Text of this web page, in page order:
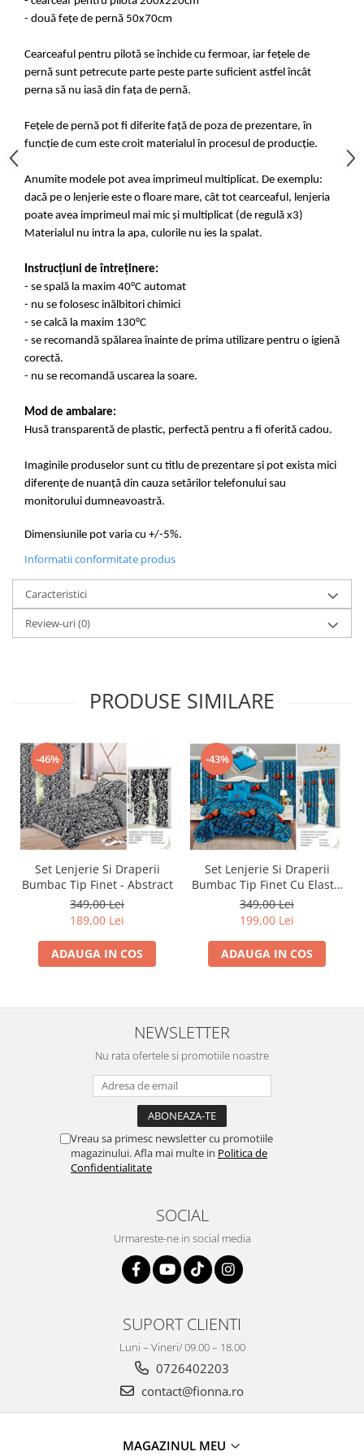
- două fețe de pernă 50x70cm
Cearceaful pentru pilotă se închide cu fermoar, iar fețele de
pernă sunt petrecute parte peste parte suficient astfel încât
perna să nu iasă din fața de pernă.
Fețele de pernă pot fi diferite față de poza de prezentare, în
funcție de cum este croit materialul în procesul de producție.
Anumite modele pot avea imprimeul multiplicat. De exemplu:
dacă pe o lenjerie este o floare mare, cât tot cearceaful, lenjeria
poate avea imprimeul mai mic și multiplicat (de regulă x3)
Materialul nu intra la apa, culorile nu ies la spalat.
Instrucțiuni de întreținere:
- se spală la maxim 40°C automat
- nu se folosesc inălbitori chimici
- se calcă la maxim 130°C
- se recomandă spălarea înainte de prima utilizare pentru o igienă
corectă.
- nu se recomandă uscarea la soare.
Mod de ambalare:
Husă transparentă de plastic, perfectă pentru a fi oferită cadou.
Imaginile produselor sunt cu titlu de prezentare și pot exista mici
diferențe de nuanță din cauza setărilor telefonului sau
monitorului dumneavoastră.
Dimensiunile pot varia cu +/-5%.
Informatii conformitate produs
Caracteristici
Review-uri(0)
PRODUSE SIMILARE
-46%
Set Lenjerie Si Draperii
Bumbac Tip Finet - Abstract
349,00 Lei
189,00 Lei
ADAUGA IN COS
-43%
Set Lenjerie Si Draperii
Bumbac Tip Finet Cu Elastic
- Dansul Fluturilor
349,00 Lei
199,00 Lei
ADAUGA IN COS
NEWSLETTER
Nu rata ofertele si promotiile noastre
Vreau sa primesc newsletter cu promotiile
magazinului. Afla mai multe in Politica de
Confidentialitate
SOCIAL
Urmareste-ne in social media
SUPORT CLIENTI
Luni – Vineri/ 09.00 – 18.00
0726402203
contact@fionna.ro
MAGAZINUL MEU